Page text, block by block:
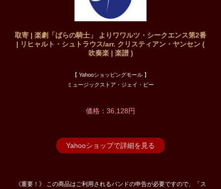
取寄 | 楽劇「ばらの騎士」 よりワワルツ・シークエンス第2番
| リヒャルト・シュトラウス/arr. クリスティアン・ヤンセン (
吹奏楽 | 楽譜 )
【 Yahooショッピングモール 】
ミュージックストア・ジェイ・ピー
価格：36,128円
Yahooショップで詳細を見る
《重要！》 この商品はご利用されるバンドの申告が必要ですので、「ス